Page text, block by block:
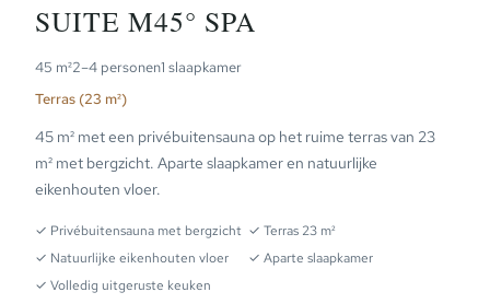
SUITE M45° SPA
45 m²2–4 personen1 slaapkamer
Terras (23 m²)
45 m² met een privébuitensauna op het ruime terras van 23
m² met bergzicht. Aparte slaapkamer en natuurlijke
eikenhouten vloer.
✓ Privébuitensauna met bergzicht ✓ Terras 23 m²
✓ Natuurlijke eikenhouten vloer
✓ Aparte slaapkamer
✓ Volledig uitgeruste keuken